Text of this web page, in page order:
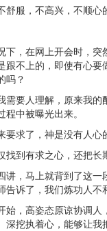
服，不高兴，不顺
，在网上开会时，
不上的，即使有心
吗？
要人理解，原来我
中被曝光出来。
求了，神是没有人
到有求之心，还把
，马上就背到了这
诉了，我们炼功人
，高姿态原谅协调
挖执着心，能够让我